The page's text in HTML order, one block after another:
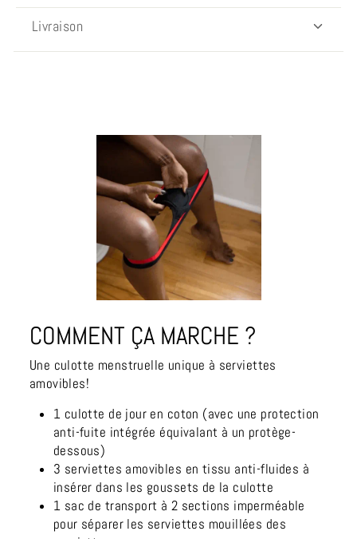
Livraison
COMMENT ÇA MARCHE ?
Une culotte menstruelle unique à serviettes
amovibles!
1 culotte de jour en coton (avec une protection
anti-fuite intégrée équivalant à un protège-
dessous)
3 serviettes amovibles en tissu anti-fluides à
insérer dans les goussets de la culotte
1 sac de transport à 2 sections imperméable
pour séparer les serviettes mouillées des